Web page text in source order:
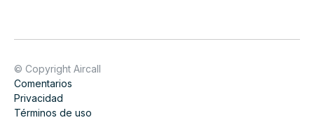
© Copyright Aircall
Comentarios
Privacidad
Términos de uso